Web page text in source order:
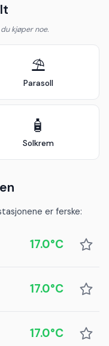
kjøper noe.
⛱️
Parasoll
🧴
Solkrem
er ferske:
17.0°C
17.0°C
17.0°C